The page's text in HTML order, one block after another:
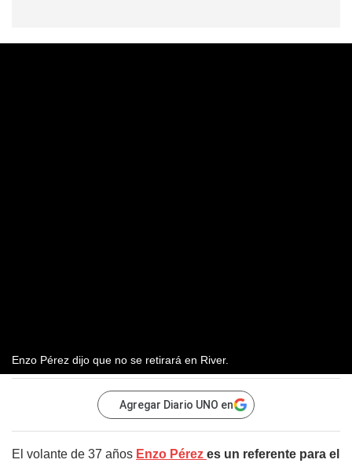
Enzo Pérez dijo que no se retirará en River.
Agregar Diario UNO en
El volante de 37 años Enzo Pérez es un referente para el